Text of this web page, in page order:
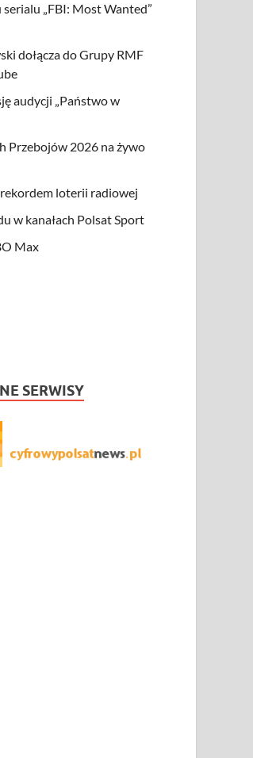
serialu „FBI: Most Wanted”
dołącza do Grupy RMF
audycji „Państwo w
Przebojów 2026 na żywo
loterii radiowej
w kanałach Polsat Sport
Max
SERWISY